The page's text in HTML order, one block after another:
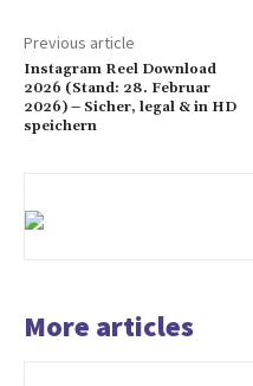
Previous article
Instagram Reel Download
2026 (Stand: 28. Februar
2026) – Sicher, legal & in HD
speichern
More articles